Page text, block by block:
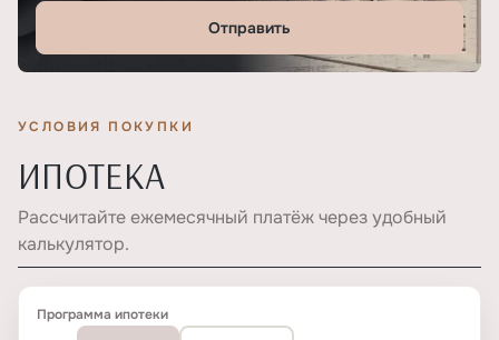
Отправить
УСЛОВИЯ ПОКУПКИ
ИПОТЕКА
Рассчитайте ежемесячный платёж через удобный
калькулятор.
Программа ипотеки